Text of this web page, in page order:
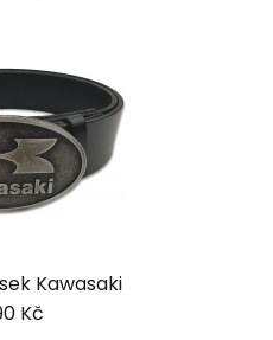
Kawasaki
Kč